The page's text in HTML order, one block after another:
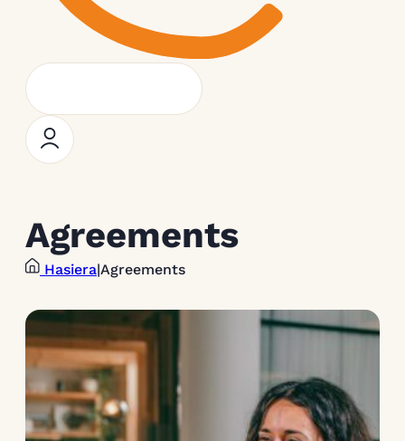
Agreements
Hasiera|Agreements